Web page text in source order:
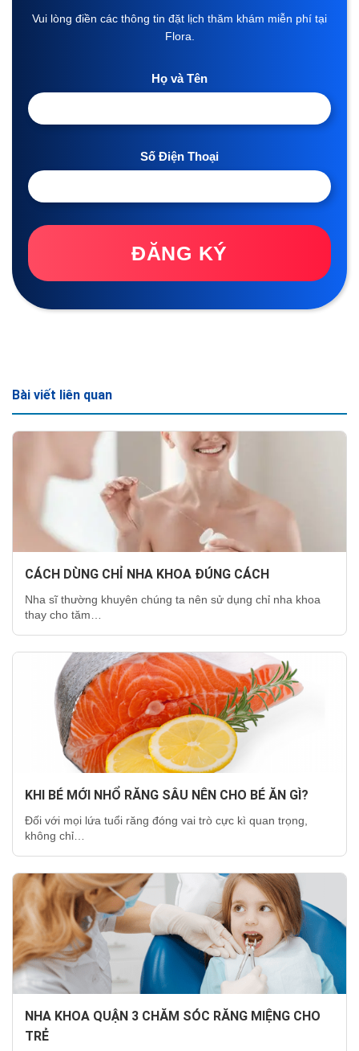
Vui lòng điền các thông tin đặt lịch thăm khám miễn phí tại
Flora.
Họ và Tên
Số Điện Thoại
ĐĂNG KÝ
Bài viết liên quan
CÁCH DÙNG CHỈ NHA KHOA ĐÚNG CÁCH
Nha sĩ thường khuyên chúng ta nên sử dụng chỉ nha khoa
thay cho tăm…
KHI BÉ MỚI NHỔ RĂNG SÂU NÊN CHO BÉ ĂN GÌ?
Đối với mọi lứa tuổi răng đóng vai trò cực kì quan trọng,
không chỉ…
NHA KHOA QUẬN 3 CHĂM SÓC RĂNG MIỆNG CHO
TRẺ